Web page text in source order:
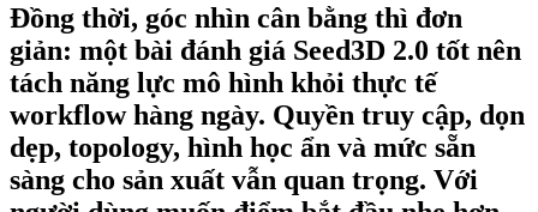
Đồng thời, góc nhìn cân bằng thì đơn
giản: một bài đánh giá Seed3D 2.0 tốt nên
tách năng lực mô hình khỏi thực tế
workflow hàng ngày. Quyền truy cập, dọn
dẹp, topology, hình học ẩn và mức sẵn
sàng cho sản xuất vẫn quan trọng. Với